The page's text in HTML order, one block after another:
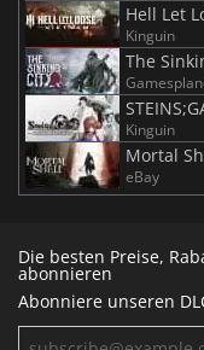
Hell Let
Kinguin
The
Kinguin
Mortal
eBay
Die besten Preise,
abonnieren
Abonniere unseren